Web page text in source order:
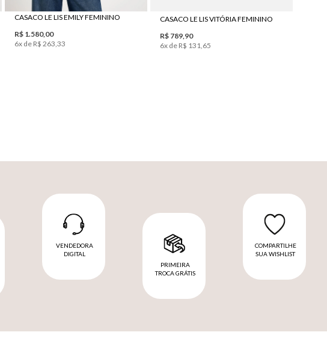
CASACO LE LIS EMILY FEMININO
R$ 1.580, 00
6x de R$ 263 ,33
CASACO LE LIS VITÓRIA FEMININO
R$ 789, 90
6x de R$ 131 65
VENDEDORA
DIGITAL
PRIMEIRA
TROCA GRÁTIS
COMPARTILHE
SUA WISHLIST